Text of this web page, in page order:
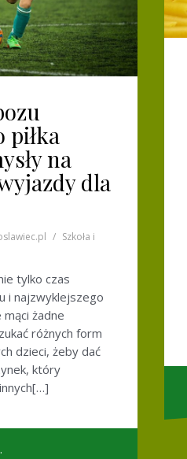
piłka
na
dla
Szkoła i
tylko czas
i najzwyklejszego
żadne
różnych form
dzieci, żeby dać
który